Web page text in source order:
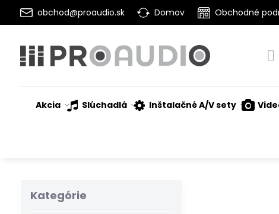
obchod@proaudio.sk Domov Obchodné
Akcia Slúchadlá Inštalačné A/V sety
Kategórie